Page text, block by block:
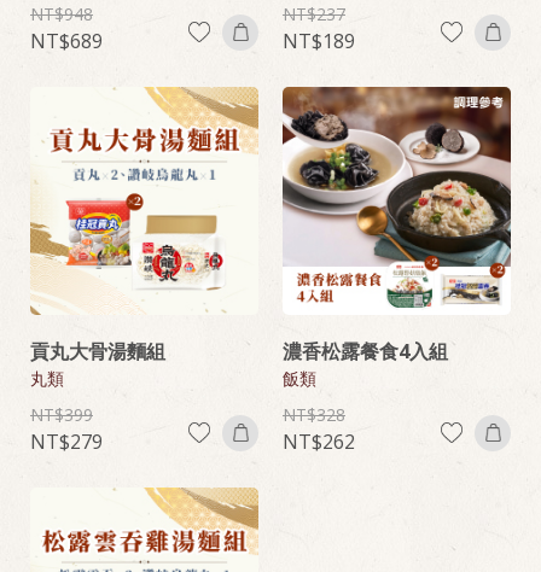
948
689
237
189
貢丸大骨湯麵組
丸類
399
279
濃香松露餐食4入組
飯類
328
262